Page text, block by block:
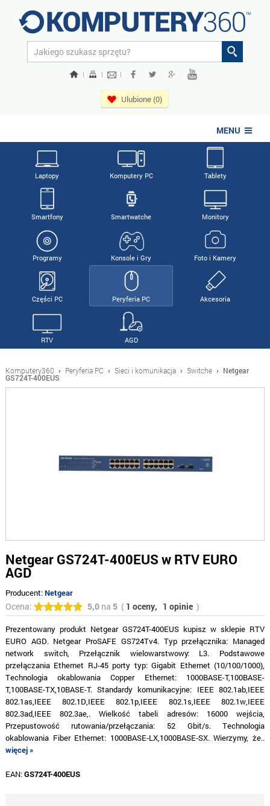
| | |
Ulubione (0)
MENU
Laptopy Komputery PC Tablety
Smartfony Smartwatche Monitory
Programy Konsole i Gry Foto i Kamery
Części PC Peryferia PC Akcesoria
RTV AGD
Komputery360 › Peryferia PC › Sieci i komunikacja › Switche › Netgear
GS724T-400EUS
Netgear GS724T-400EUS w RTV EURO
AGD
Producent:Netgear
Ocena: 5,0na 5( 1 oceny, 1 opinie )
Prezentowany produkt Netgear GS724T-400EUS kupisz w sklepie RTV
EURO AGD. Netgear ProSAFE GS724Tv4. Typ przełącznika: Managed
network switch, Przełącznik wielowarstwowy: L3. Podstawowe
przełączania Ethernet RJ-45 porty typ: Gigabit Ethernet (10/100/1000),
Technologia okablowania Copper Ethernet: 1000BASE-T,100BASE-
T,100BASE-TX,10BASE-T. Standardy komunikacyjne: IEEE 802.1ab,IEEE
802.1as,IEEE 802.1D,IEEE 802.1p,IEEE 802.1s,IEEE 802.1w,IEEE
802.3ad,IEEE 802.3ae,. Wielkość tabeli adresów: 16000 wejścia,
Przepustowość rutowania/przełączania: 52 Gbit/s. Technologia
okablowania Fiber Ethernet: 1000BASE‑LX,1000BASE‑SX. Wierzymy, że..
więcej »
EAN:GS724T-400EUS